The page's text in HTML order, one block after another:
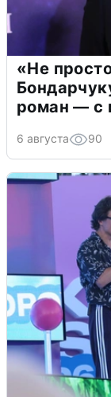
«Не
роман — с
6 августа 90